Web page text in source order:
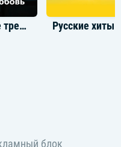
Грустные треки про любовь